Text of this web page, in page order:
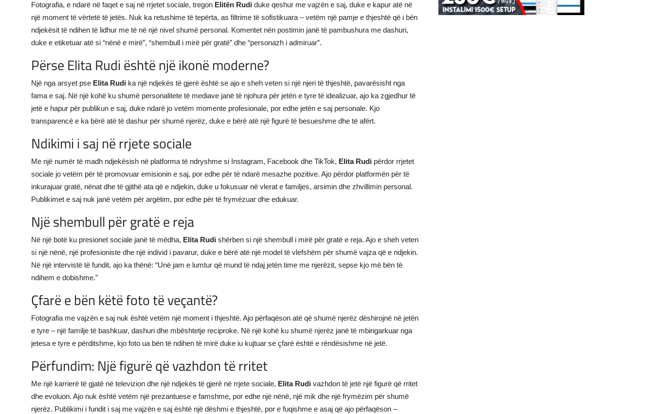
Fotografia, e ndarë në faqet e saj në rrjetet sociale, tregon Elitën Rudi duke qeshur me vajzën e saj, duke e kapur atë në
një moment të vërtetë të jetës. Nuk ka retushime të tepërta, as filtrime të sofistikuara – vetëm një pamje e thjeshtë që i bën
ndjekësit të ndihen të lidhur me të në një nivel shumë personal. Komentet nën postimin janë të pambushura me dashuri,
duke e etiketuar atë si “nënë e mirë”, “shembull i mirë për gratë” dhe “personazh i admiruar”.
Përse Elita Rudi është një ikonë moderne?
Një nga arsyet pse Elita Rudi ka një ndjekës të gjerë është se ajo e sheh veten si një njeri të thjeshtë, pavarësisht nga
fama e saj. Në një kohë ku shumë personalitete të mediave janë të njohura për jetën e tyre të idealizuar, ajo ka zgjedhur të
jetë e hapur për publikun e saj, duke ndarë jo vetëm momente profesionale, por edhe jetën e saj personale. Kjo
transparencë e ka bërë atë të dashur për shumë njerëz, duke e bërë atë një figurë të besueshme dhe të afërt.
Ndikimi i saj në rrjete sociale
Me një numër të madh ndjekësish në platforma të ndryshme si Instagram, Facebook dhe TikTok, Elita Rudi përdor rrjetet
sociale jo vetëm për të promovuar emisionin e saj, por edhe për të ndarë mesazhe pozitive. Ajo përdor platformën për të
inkurajuar gratë, nënat dhe të gjithë ata që e ndjekin, duke u fokusuar në vlerat e familjes, arsimin dhe zhvillimin personal.
Publikimet e saj nuk janë vetëm për argëtim, por edhe për të frymëzuar dhe edukuar.
Një shembull për gratë e reja
Në një botë ku presionet sociale janë të mëdha, Elita Rudi shërben si një shembull i mirë për gratë e reja. Ajo e sheh veten
si një nënë, një profesioniste dhe një individ i pavarur, duke e bërë atë një model të vlefshëm për shumë vajza që e ndjekin.
Në një intervistë të fundit, ajo ka thënë: “Unë jam e lumtur që mund të ndaj jetën time me njerëzit, sepse kjo më bën të
ndihem e dobishme.”
Çfarë e bën këtë foto të veçantë?
Fotografia me vajzën e saj nuk është vetëm një moment i thjeshtë. Ajo përfaqëson atë që shumë njerëz dëshirojnë në jetën
e tyre – një familje të bashkuar, dashuri dhe mbështetje reciproke. Në një kohë ku shumë njerëz janë të mbingarkuar nga
jetesa e tyre e përditshme, kjo foto ua bën të ndihen të mirë duke iu kujtuar se çfarë është e rëndësishme në jetë.
Përfundim: Një figurë që vazhdon të rritet
Me një karrierë të gjatë në televizion dhe një ndjekës të gjerë në rrjete sociale, Elita Rudi vazhdon të jetë një figurë që rritet
dhe evoluon. Ajo nuk është vetëm një prezantuese e famshme, por edhe një nënë, një mik dhe një frymëzim për shumë
njerëz. Publikimi i fundit i saj me vajzën e saj është një dëshmi e thjeshtë, por e fuqishme e asaj që ajo përfaqëson –